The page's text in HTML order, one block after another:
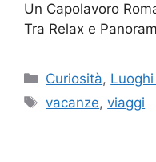
Un Capolavoro
Tra Relax e
Categorie
Curiosità,
Tag
vacanze,viaggi